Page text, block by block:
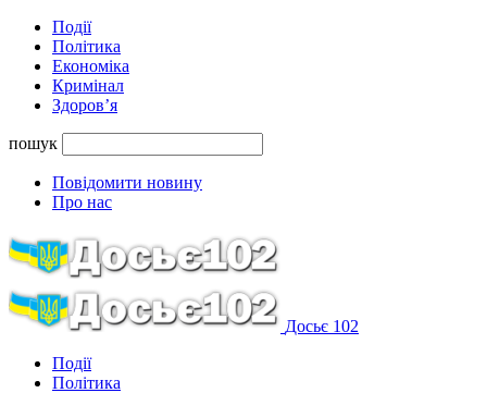
Події
Політика
Економіка
Кримінал
Здоров’я
пошук
Повідомити новину
Про нас
Досьє 102
Події
Політика